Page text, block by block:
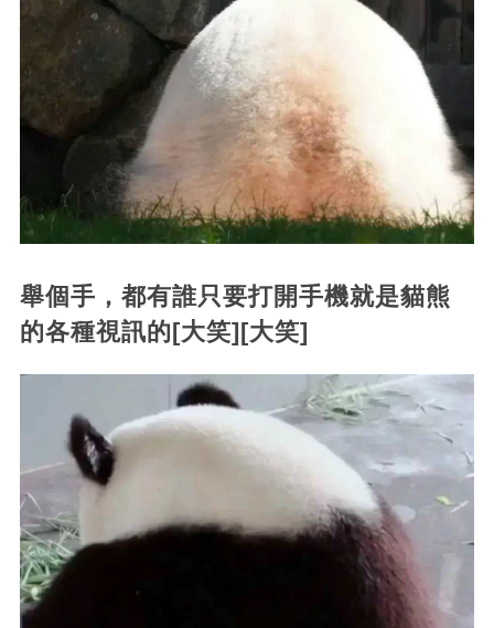
舉個手，都有誰只要打開手機就是貓熊
的各種視訊的[大笑][大笑]